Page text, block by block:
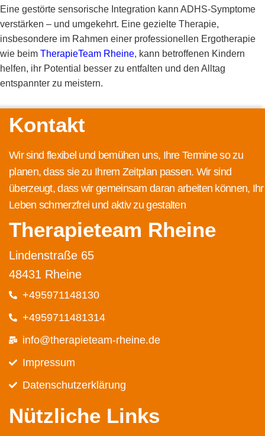
Eine gestörte sensorische Integration kann ADHS-Symptome
verstärken – und umgekehrt. Eine gezielte Therapie,
insbesondere im Rahmen einer professionellen Ergotherapie
wie beim TherapieTeam Rheine, kann betroffenen Kindern
helfen, ihr Potential besser zu entfalten und den Alltag
entspannter zu meistern.
Kontakt
Wir sind flexibel und bemühen uns, Ihre Termine so zu
planen, dass sie zu Ihrem Zeitplan passen. Wir sind
überzeugt, dass wir gemeinsam daran arbeiten können, Ihr
Leben schmerzfrei und aktiv zu gestalten
Therapieteam Rheine
Lindenstraße 65
48431 Rheine
+495971148130
+4959711481314
info@therapieteam-rheine.de
Impressum
Datenschutz­erklärung
Nützliche Links